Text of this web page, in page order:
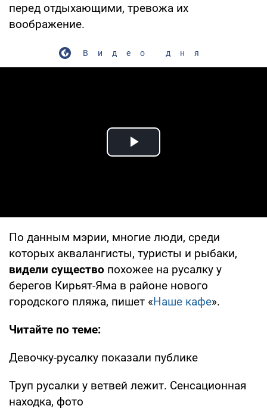
перед отдыхающими, тревожа их
воображение.
Видео дня
Play Video
По данным мэрии, многие люди, среди
которых аквалангисты, туристы и рыбаки,
видели существо похожее на русалку у
берегов Кирьят-Яма в районе нового
городского пляжа, пишет «Наше кафе».
Читайте по теме:
Девочку-русалку показали публике
Труп русалки у ветвей лежит. Сенсационная
находка, фото